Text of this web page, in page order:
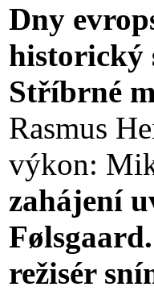
Dny
historický
Stříbrné
Rasmus
výkon:
zahájení
Følsgaard.
režisér